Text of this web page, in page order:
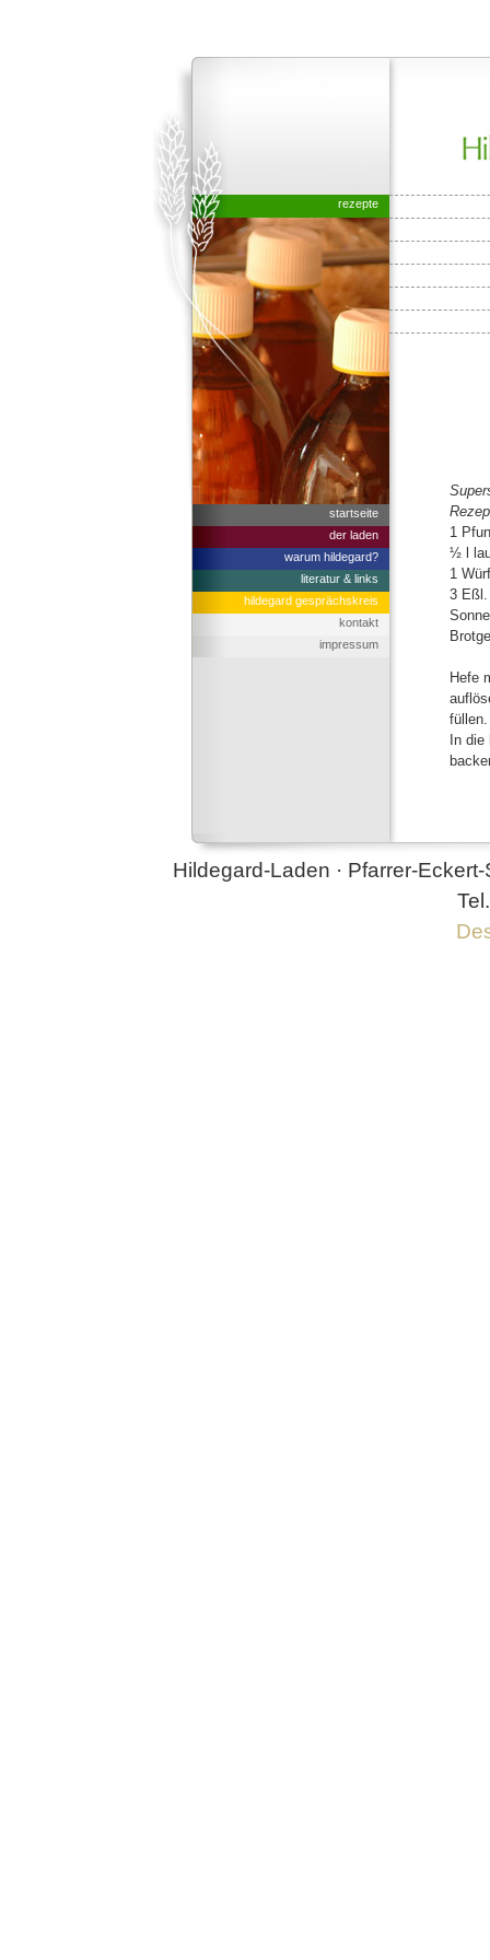
rezepte
startseite
der laden
warum hildegard?
literatur & links
hildegard gesprächskreis
kontakt
impressum
1
½ l
1
3 Eßl.
Hefe
füllen.
In
Hildegard-Laden · Pfarrer-